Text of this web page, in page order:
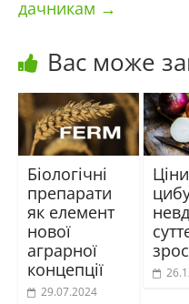
дачникам →
Вас може
Біологічні
препарати
як елемент
нової
аграрної
концепції
29.07.2024